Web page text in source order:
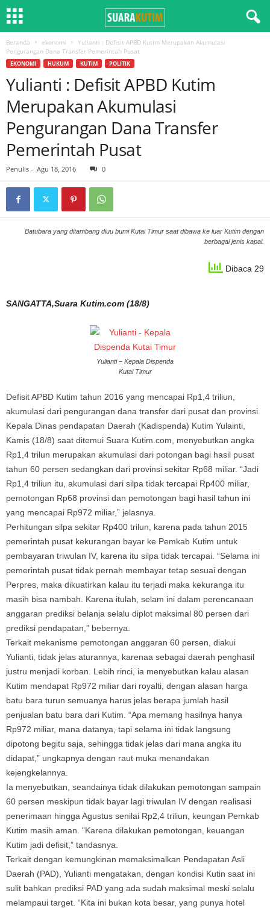
Beranda ekonomi
Yulianti : Defisit APBD Kutim Merupakan Akumulasi
Pengurangan Dana Transfer Pemerintah Pusat
EKONOMI HUKUM KUTIM POLITIK
Yulianti : Defisit APBD Kutim
Merupakan Akumulasi
Pengurangan Dana Transfer
Pemerintah Pusat
Penulis - Agu 18, 2016 0
Batubara yang ditambang diuu bumi Kutai Timur saat dibawa ke luar Kutim dengan
berbagai jenis kapal.
Dibaca 29
SANGATTA,Suara Kutim.com (18/8)
Yulianti – Kepala Dispenda
Kutai Timur
Defisit APBD Kutim tahun 2016 yang mencapai Rp1,4 triliun,
akumulasi dari pengurangan dana transfer dari pusat dan provinsi.
Kepala Dinas pendapatan Daerah (Kadispenda) Kutim Yulainti,
Kamis (18/8) saat ditemui Suara Kutim.com, menyebutkan angka
Rp1,4 trilun merupakan akumulasi dari potongan bagi hasil pusat
tahun 60 persen sedangkan dari provinsi sekitar Rp68 miliar. “Jadi
Rp1,4 triliun itu, akumulasi dari silpa tidak tercapai Rp400 miliar,
pemotongan Rp68 provinsi dan pemotongan bagi hasil tahun ini
yang mencapai Rp972 miliar,” jelasnya.
Perhitungan silpa sekitar Rp400 trilun, karena pada tahun 2015
pemerintah pusat kekurangan bayar ke Pemkab Kutim untuk
pembayaran triwulan IV, karena itu silpa tidak tercapai. “Selama ini
pemerintah pusat tidak pernah membayar tetap sesuai dengan
Perpres, maka dikuatirkan kalau itu terjadi maka kekuranga itu
masih bisa nambah. Karena itulah, selam ini dalam perencanaan
anggaran prediksi belanja selalu diplot maksimal 80 persen dari
prediksi pendapatan,” bebernya.
Terkait mekanisme pemotongan anggaran 60 persen, diakui
Yulianti, tidak jelas aturannya, karenaa sebagai daerah penghasil
justru menjadi korban. Lebih rinci, ia menyebutkan kalau alasan
Kutim mendapat Rp972 miliar dari royalti, dengan alasan harga
batu bara turun semuanya harus jelas berapa jumlah hasil
penjualan batu bara dari Kutim. “Apa memang hasilnya hanya
Rp972 miliar, mana datanya, tapi selama ini tidak langsung
dipotong begitu saja, sehingga tidak jelas dari mana angka itu
didapat,” ungkapnya dengan raut muka menandakan
kejengkelannya.
Ia menyebutkan, seandainya tidak dilakukan pemotongan sampain
60 persen meskipun tidak bayar lagi triwulan IV dengan realisasi
penerimaan hingga Agustus senilai Rp2,4 triliun, keungan Pemkab
Kutim masih aman. “Karena dilakukan pemotongan, keuangan
Kutim jadi defisit,” tandasnya.
Terkait dengan kemungkinan memaksimalkan Pendapatan Asli
Daerah (PAD), Yulianti mengatakan, dengan kondisi Kutin saat ini
sulit bahkan prediksi PAD yang ada sudah maksimal meski selalu
melampaui target. “Kita ini bukan kota besar, yang punya hotel